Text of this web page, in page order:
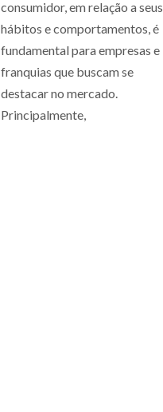
consumidor, em relação a seus
hábitos e comportamentos, é
fundamental para empresas e
franquias que buscam se
destacar no mercado.
Principalmente,